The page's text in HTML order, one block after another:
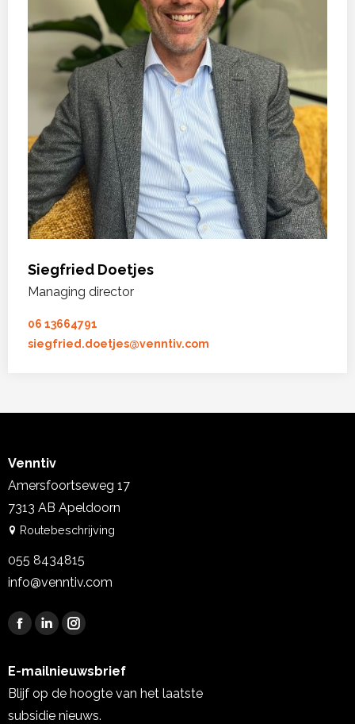
Siegfried Doetjes
Managing director
06 13664791
siegfried.doetjes@venntiv.com
Venntiv
Amersfoortseweg 17
7313 AB Apeldoorn
Routebeschrijving
055 8434815
info@venntiv.com
Vind ons op:
Facebook
opens
in
new
Linkedin
opens
in
new
Instagram
opens
in
new
E-mailnieuwsbrief
Blijf op de hoogte van het laatste
subsidie nieuws.